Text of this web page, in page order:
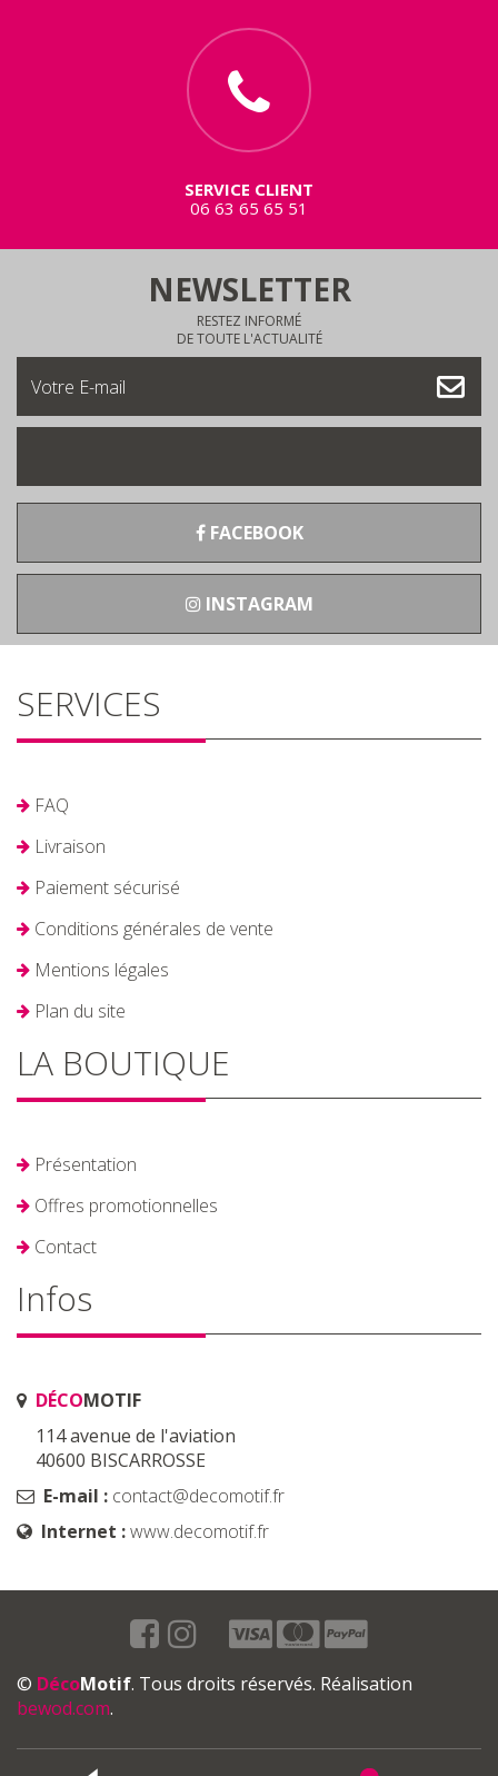
SERVICE CLIENT
06 63 65 65 51
NEWSLETTER
RESTEZ INFORMÉ
DE TOUTE L'ACTUALITÉ
FACEBOOK
INSTAGRAM
SERVICES
FAQ
Livraison
Paiement sécurisé
Conditions générales de vente
Mentions légales
Plan du site
LA BOUTIQUE
Présentation
Offres promotionnelles
Contact
Infos
DÉCOMOTIF
114 avenue de l'aviation
40600 BISCARROSSE
E-mail : contact@decomotif.fr
Internet :www.decomotif.fr
© DécoMotif. Tous droits réservés. Réalisation
bewod.com.